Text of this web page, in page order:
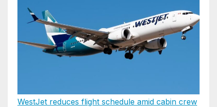
WestJet reduces flight schedule amid cabin crew